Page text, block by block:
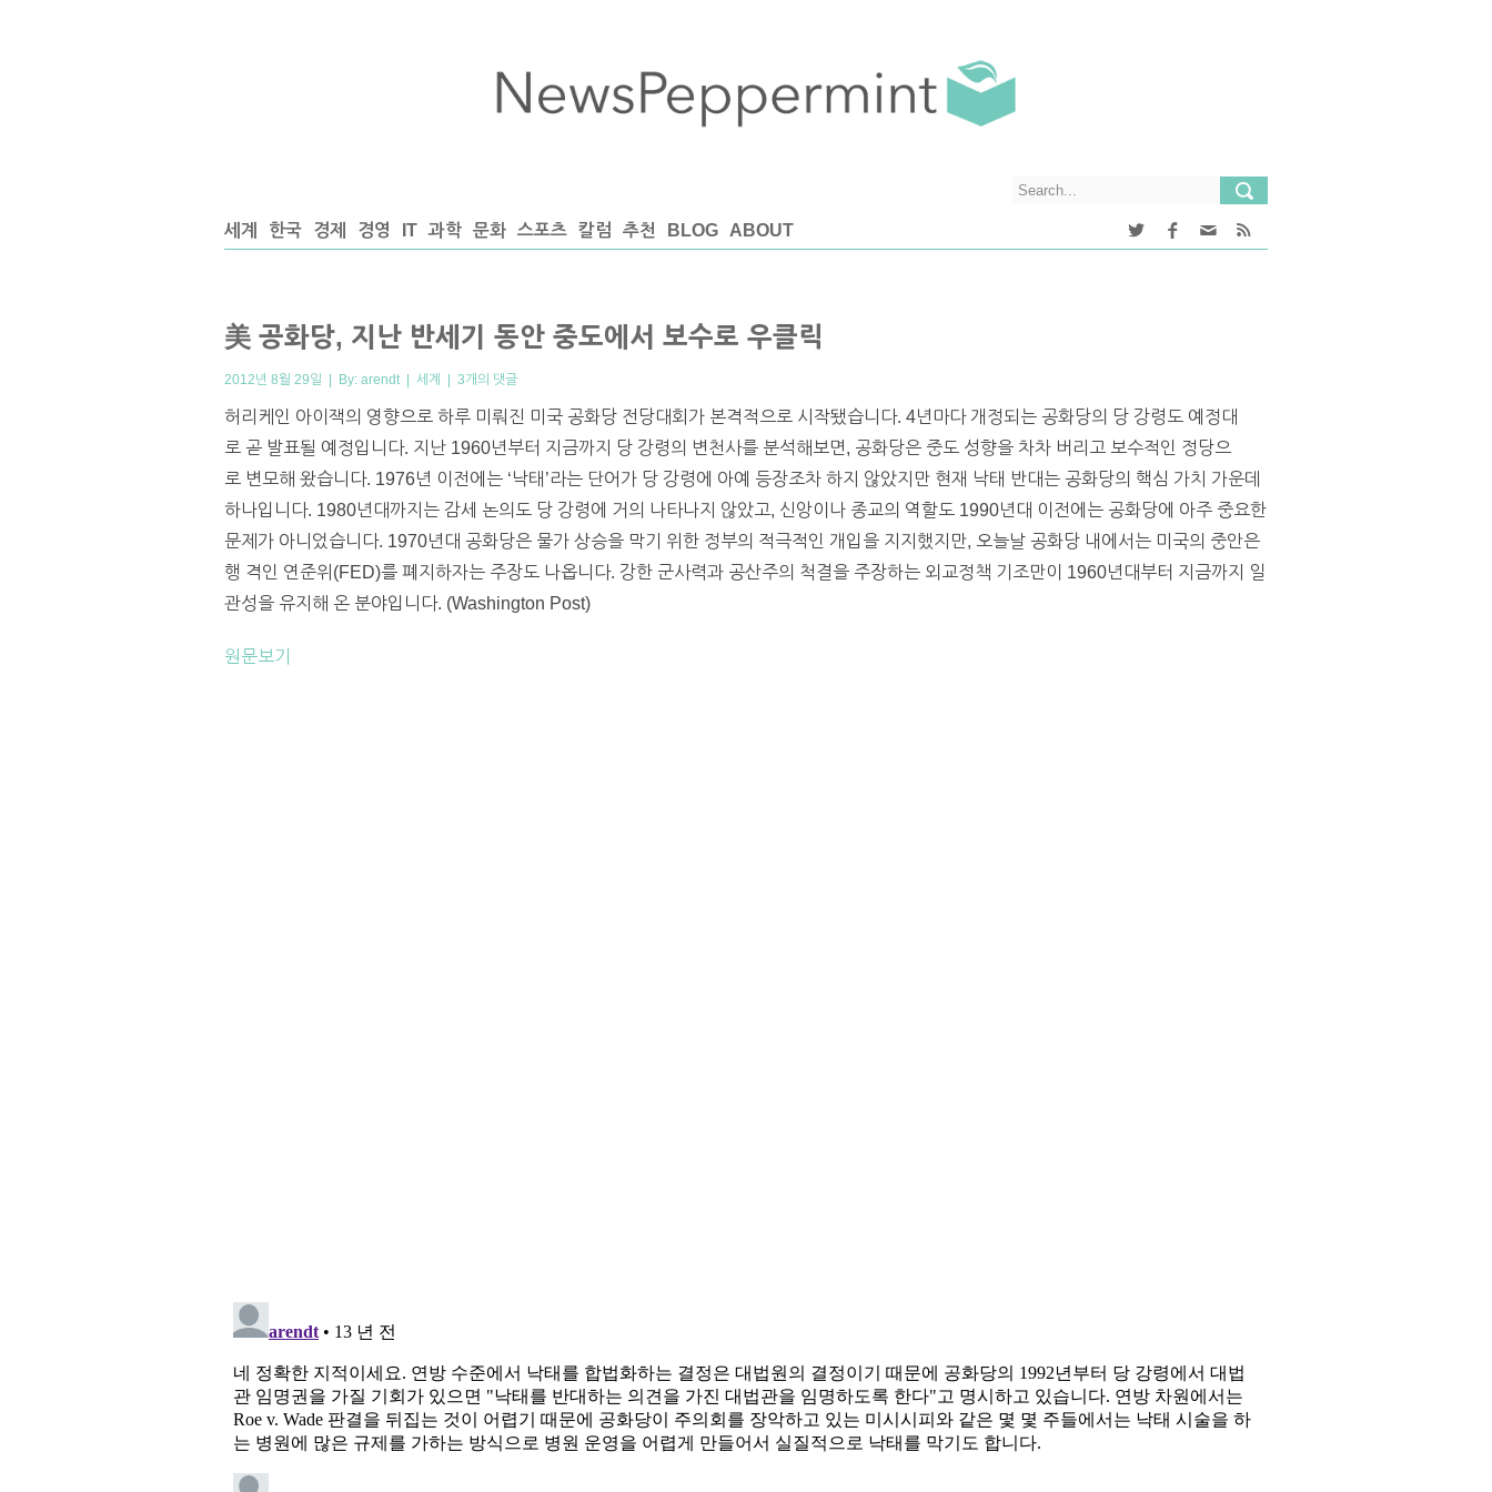
세계 한국 경제 경영 IT 과학 문화 스포츠 칼럼 추천 BLOG ABOUT
美 공화당, 지난 반세기 동안 중도에서 보수로 우클릭
2012년 8월 29일 | By: arendt| 세계 | 3개의 댓글
허리케인 아이잭의 영향으로 하루 미뤄진 미국 공화당 전당대회가 본격적으로 시작됐습니다. 4년마다 개정되는 공화당의 당 강령도 예정대
로 곧 발표될 예정입니다. 지난 1960년부터 지금까지 당 강령의 변천사를 분석해보면, 공화당은 중도 성향을 차차 버리고 보수적인 정당으
로 변모해 왔습니다. 1976년 이전에는 ‘낙태’라는 단어가 당 강령에 아예 등장조차 하지 않았지만 현재 낙태 반대는 공화당의 핵심 가치 가운데
하나입니다. 1980년대까지는 감세 논의도 당 강령에 거의 나타나지 않았고, 신앙이나 종교의 역할도 1990년대 이전에는 공화당에 아주 중요한
문제가 아니었습니다. 1970년대 공화당은 물가 상승을 막기 위한 정부의 적극적인 개입을 지지했지만, 오늘날 공화당 내에서는 미국의 중안은
행 격인 연준위(FED)를 폐지하자는 주장도 나옵니다. 강한 군사력과 공산주의 척결을 주장하는 외교정책 기조만이 1960년대부터 지금까지 일
관성을 유지해 온 분야입니다. (Washington Post)
원문보기